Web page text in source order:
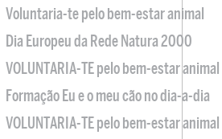
Voluntaria-te pelo bem-estar animal
Dia Europeu da Rede Natura 2000
VOLUNTARIA-TE pelo bem-estar animal
Formação Eu e o meu cão no dia-a-dia
VOLUNTARIA-TE pelo bem-estar animal